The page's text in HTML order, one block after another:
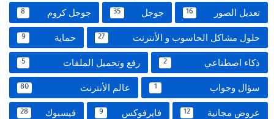
تعديل الصور 16 جوجل 35 جوجل كروم 8
حلول مشاكل الحاسوب و الأنترنت 27 حماية 9
ذكاء اصطناعي 2 رفع وتحميل الملفات 5
سؤال وجواب 1 عالم الأنترنت 80
عروض مجانية 12 فايرفوكس 9 فيسبوك 28